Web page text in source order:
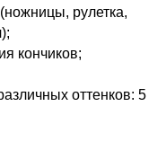
рулетка,
кончиков;
оттенков: 5